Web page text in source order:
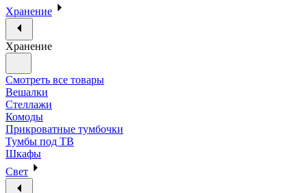
Хранение
Хранение
Смотреть все товары
Вешалки
Стеллажи
Комоды
Прикроватные тумбочки
Тумбы под ТВ
Шкафы
Свет